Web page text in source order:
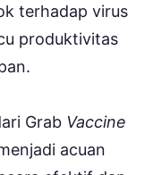
terhadap virus
produktivitas
Grab Vaccine
acuan